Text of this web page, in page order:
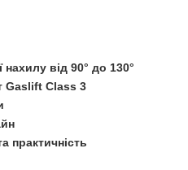
нахилу від 90° до 130°
Gaslift Class 3
практичність